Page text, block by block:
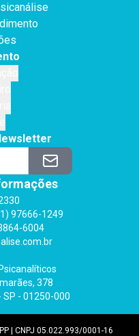
97666-1249
6004
378
SP - 01250-000
| CNPJ 05.022.993/0001-16